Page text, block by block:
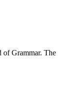
of Grammar. The